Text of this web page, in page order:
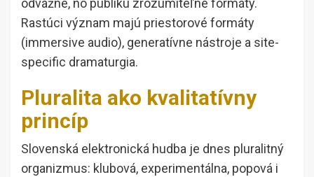
odvážne, no publiku zrozumiteľné formáty.
Rastúci význam majú priestorové formáty
(immersive audio), generatívne nástroje a site-
specific dramaturgia.
Pluralita ako kvalitatívny
princíp
Slovenská elektronická hudba je dnes pluralitný
organizmus: klubová, experimentálna, popová i